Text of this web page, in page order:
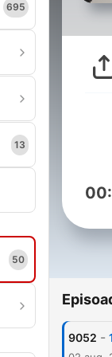
695
13
50
9052 -